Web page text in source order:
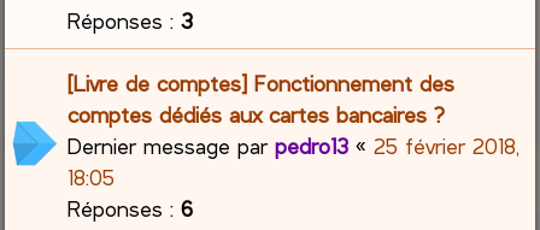
Réponses :3
[Livre de comptes] Fonctionnement des
comptes dédiés aux cartes bancaires ?
Dernier message parpedro13 «25 février 2018,
18:05
Réponses :6